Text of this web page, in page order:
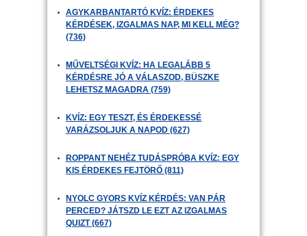
AGYKARBANTARTÓ KVÍZ: ÉRDEKES
KÉRDÉSEK, IZGALMAS NAP, MI KELL MÉG?
(736)
MŰVELTSÉGI KVÍZ: HA LEGALÁBB 5
KÉRDÉSRE JÓ A VÁLASZOD, BÜSZKE
LEHETSZ MAGADRA (759)
KVÍZ: EGY TESZT, ÉS ÉRDEKESSÉ
VARÁZSOLJUK A NAPOD (627)
ROPPANT NEHÉZ TUDÁSPRÓBA KVÍZ: EGY
KIS ÉRDEKES FEJTÖRŐ (811)
NYOLC GYORS KVÍZ KÉRDÉS: VAN PÁR
PERCED? JÁTSZD LE EZT AZ IZGALMAS
QUIZT (667)